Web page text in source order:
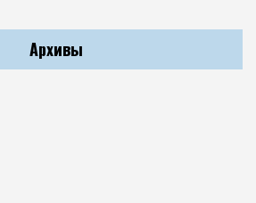
Архивы